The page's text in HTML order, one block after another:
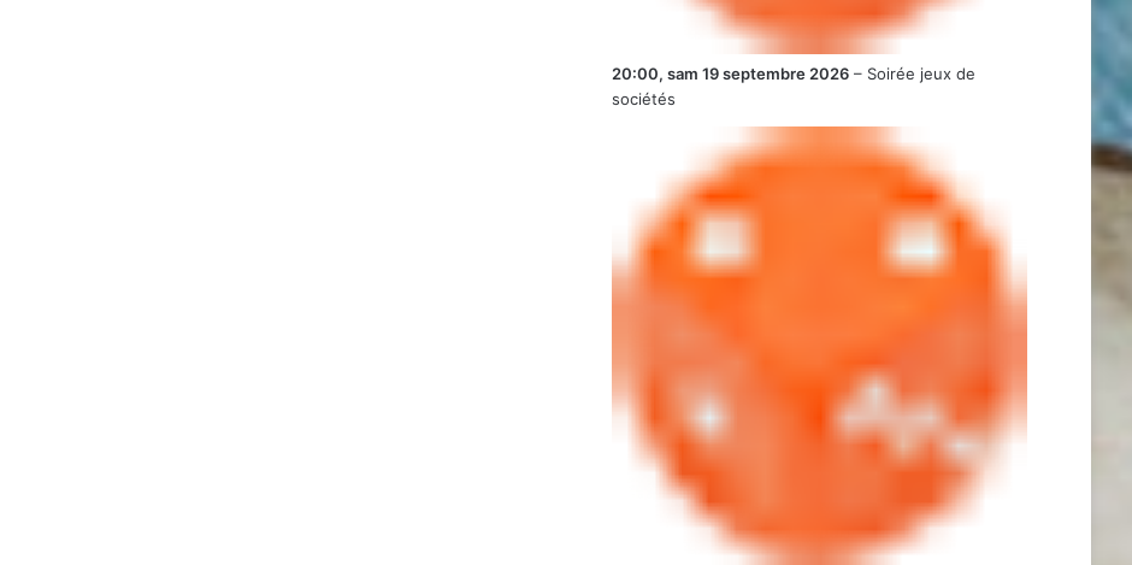
20:00, sam 19 septembre 2026 – Soirée jeux de
sociétés